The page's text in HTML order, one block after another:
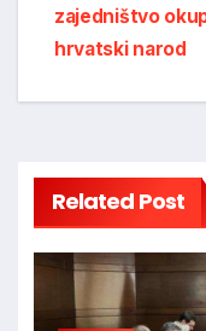
zajedništvo
hrvatski narod
Related Post